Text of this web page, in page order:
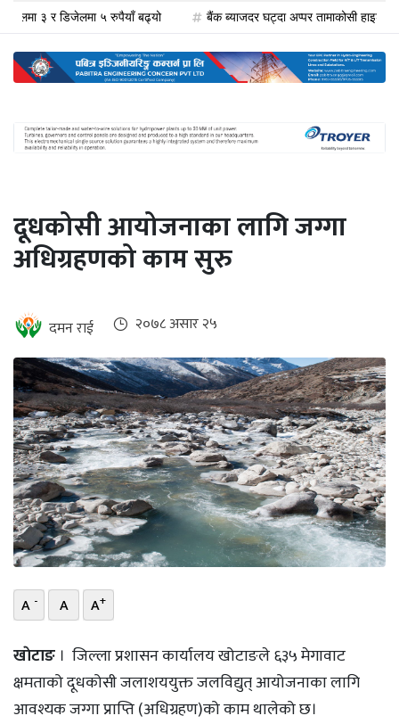
पेट्रोलियम
अन्तर्राष्ट्रिय
ऊर्जा
दक्षता
खबर
हरित
इभी
सम्पादकीय
बैंक
पर्यटन
भिडियो
छापा
खोज
प्रोफाइल
विशेष
३ र डिजेलमा ५ रुपैयाँ बढ्यो बैंक ब्याजदर घट्दा अप्पर तामाकोसी
दूधकोसी आयोजनाका लागि जग्गा
अधिग्रहणको काम सुरु
दमन राई २०७८ असार २५
A - A A+
खाेटाङ । जिल्ला प्रशासन कार्यालय खोटाङले ६३५ मेगावाट
क्षमताको दूधकोसी जलाशययुक्त जलविद्युत् आयोजनाका लागि
आवश्यक जग्गा प्राप्ति (अधिग्रहण)को काम थालेको छ।